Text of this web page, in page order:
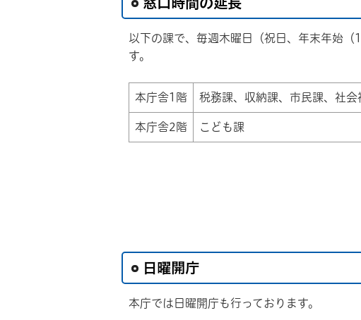
窓口時間の延長
以下の課で、毎週木曜日（祝日、年末年始
す。
本庁舎1階 税務課、収納課、市民課、社
本庁舎2階 こども課
日曜開庁
本庁では日曜開庁も行っております。